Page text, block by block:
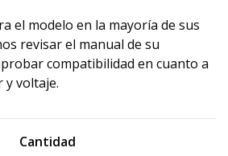
el modelo en la mayoría de sus
revisar el manual de su
compatibilidad en cuanto a
y voltaje.
Cantidad